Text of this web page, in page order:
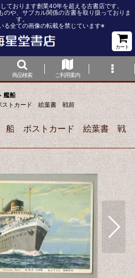
ております創業40年を超える古書店です。
のや、サブカル関係の古書を取り扱っておりま
す。
る全ての画像の転載を禁じています※
カート
商品検索 ご利用案内
艦船
トカード 絵葉書 戦前
船 ポストカード 絵葉書 戦